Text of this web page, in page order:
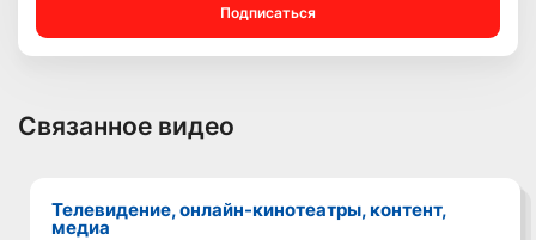
Подписаться
Связанное видео
Телевидение, онлайн-кинотеатры, контент,
медиа